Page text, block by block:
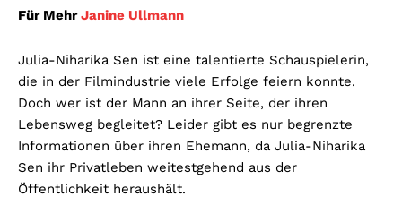
Für MehrJanine Ullmann
Julia-Niharika Sen ist eine talentierte Schauspielerin,
die in der Filmindustrie viele Erfolge feiern konnte.
Doch wer ist der Mann an ihrer Seite, der ihren
Lebensweg begleitet? Leider gibt es nur begrenzte
Informationen über ihren Ehemann, da Julia-Niharika
Sen ihr Privatleben weitestgehend aus der
Öffentlichkeit heraushält.